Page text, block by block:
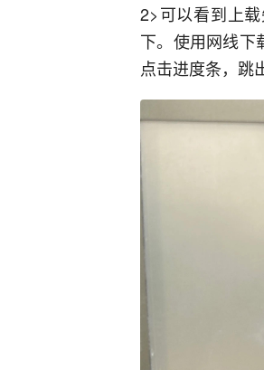
2>可以看到上
下。使用网线下
点击进度条，跳